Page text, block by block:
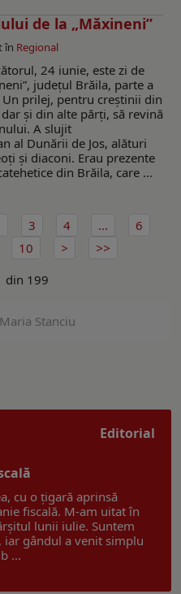
de la „Măxineni”
în Regional
24 iunie, este zi de
județul Brăila, parte a
prilej, pentru creștinii din
și din alte părți, să revină
A slujit
al Dunării de Jos, alături
și diaconi. Erau prezente
din Brăila, care ...
3 4 ...
6
10
din 199
Maria Stanciu
Editorial
cu o țigară aprinsă
fiscală. M-am uitat în
lunii iulie. Suntem
iar gândul a venit simplu
...